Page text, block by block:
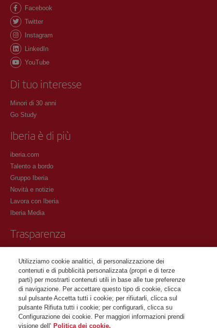
Facebook
Twitter
Instagram
LinkedIn
YouTube
Di tuo interesse
Minori di 30 anni
Go Study
Iberia è di più
iberia.com
Talento a bordo
Gruppo Iberia
Novità e notizie
Lavora con Iberia
Iberia Media
Trasparenza
Condizioni di registrazione su iberia.com
Informativa sulla protezione dei dati personali
Gestione e informativa sui cookie
Contattaci
Utilizziamo cookie analitici, di personalizzazione dei
contenuti e di pubblicità personalizzata (propri e di terze
parti) per mostrarti contenuti utili in base alle tue preferenze
di navigazione. Per accettare questo tipo di cookie, clicca
sul pulsante Accetta tutti i cookie; per rifiutarli, clicca sul
pulsante Rifiuta tutti i cookie; per configurarli, clicca su
Configurazione dei cookie. Per maggiori informazioni prendi
visione dell' Politica dei cookie.